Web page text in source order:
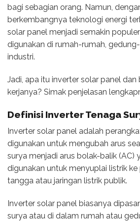
bagi sebagian orang. Namun,
berkembangnya teknologi energi
solar panel menjadi semakin
digunakan di rumah-rumah,
industri.
Jadi, apa itu inverter solar panel dan
kerjanya? Simak penjelasan
Definisi Inverter Tenaga
Inverter solar panel adalah
digunakan untuk mengubah arus
surya menjadi arus bolak-balik (AC)
digunakan untuk menyuplai listrik
tangga atau jaringan listrik publik.
Inverter solar panel biasanya
surya atau di dalam rumah atau